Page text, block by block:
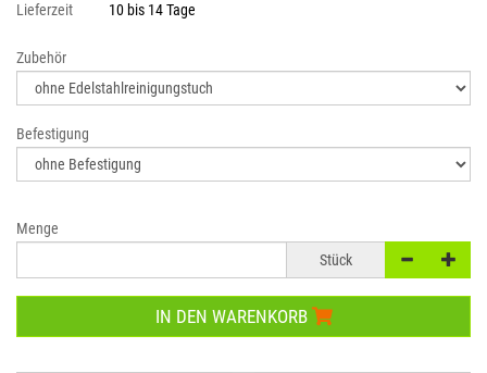
Lieferzeit 10 bis 14 Tage
Zubehör
Befestigung
Menge
Stück
IN DEN WARENKORB